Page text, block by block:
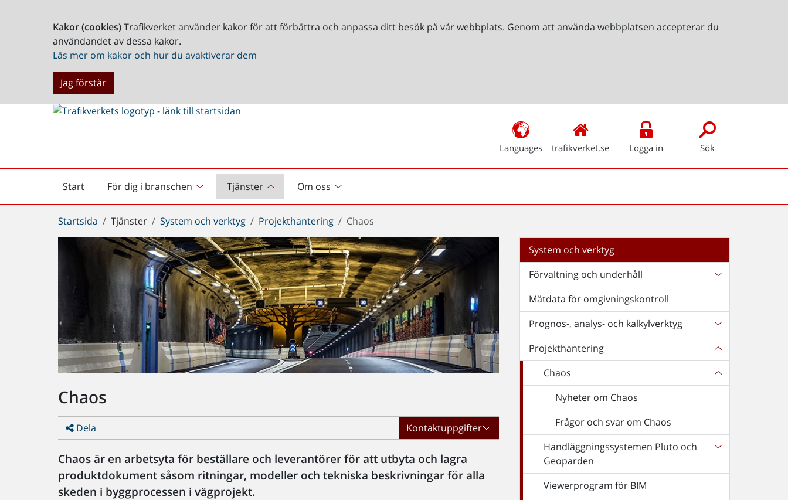
Kakor (cookies)Trafikverket använder kakor för att förbättra och anpassa ditt besök på vår webbplats. Genom att använda webbplatsen accepterar du
användandet av dessa kakor.
Läs mer om kakor och hur du avaktiverar dem
Jag förstår
Languages trafikverket.se Logga in Sök
Start
Startsida För dig i branschen Tjänster Om oss
Du
är
Startsida Tjänster System och verktyg Projekthantering Chaos
Chaos
Dela Kontaktuppgifter
Chaos är en arbetsyta för beställare och leverantörer för att utbyta och lagra
produktdokument såsom ritningar, modeller och tekniska beskrivningar för alla
skeden i byggprocessen i vägprojekt.
System och verktyg
Förvaltning och underhåll
Mätdata för omgivningskontroll
Prognos-, analys- och kalkylverktyg
Projekthantering
Chaos
Nyheter om Chaos
Frågor och svar om Chaos
Handläggningssystemen Pluto och
Geoparden
Viewerprogram för BIM